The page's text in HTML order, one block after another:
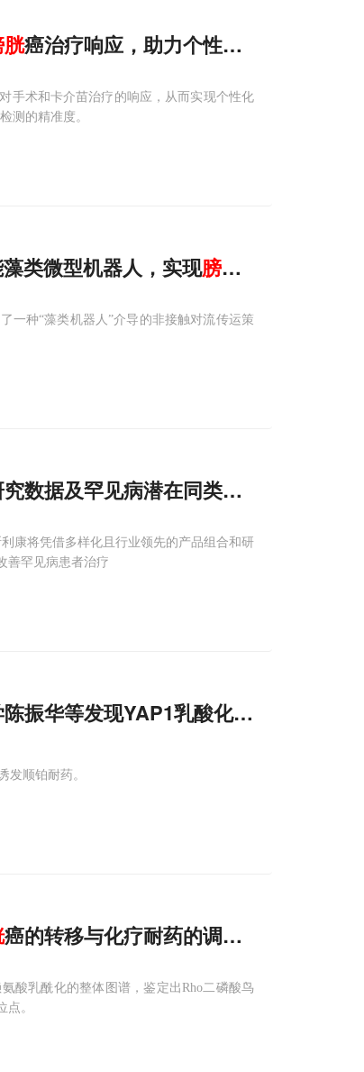
癌治疗响应，助力个性化医疗
手术和卡介苗治疗的响应，从而实现个性化
测的精准度。
类微型机器人，实现膀胱
一种“藻类机器人”介导的非接触对流传运策
数据及罕见病潜在同类首创疗法，亮
康将凭借多样化且行业领先的产品组合和研
善罕见病患者治疗
振华等发现YAP1乳酸化比总蛋白更准
发顺铂耐药。
癌的转移与化疗耐药的调控新机制
酸乳酰化的整体图谱，鉴定出Rho二磷酸鸟
。